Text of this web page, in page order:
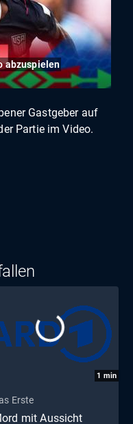
abzuspielen
Gastgeber auf
Partie im Video.
1 min
Erste
mit Aussicht